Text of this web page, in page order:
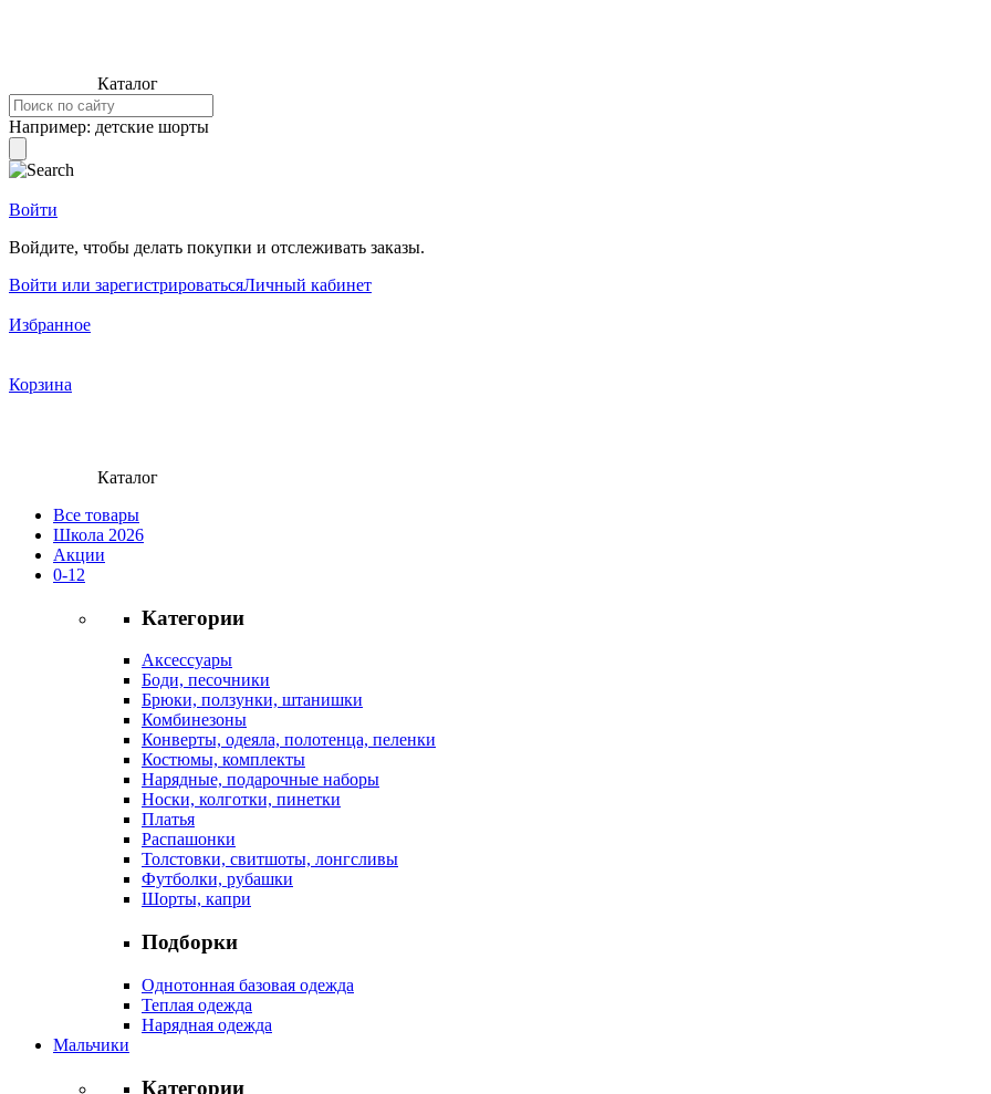
Каталог
Например: детские шорты
Войти
Войдите, чтобы делать покупки и отслеживать заказы.
Войти или зарегистрироватьсяЛичный кабинет
Избранное
Корзина
Каталог
Все товары
Школа 2026
Акции
0-12
Категории
Аксессуары
Боди, песочники
Брюки, ползунки, штанишки
Комбинезоны
Конверты, одеяла, полотенца, пеленки
Костюмы, комплекты
Нарядные, подарочные наборы
Носки, колготки, пинетки
Платья
Распашонки
Толстовки, свитшоты, лонгсливы
Футболки, рубашки
Шорты, капри
Подборки
Однотонная базовая одежда
Теплая одежда
Нарядная одежда
Мальчики
Категории